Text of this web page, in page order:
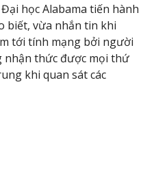
học Alabama tiến hành
biết, vừa nhắn tin khi
tới tính mạng bởi người
thức được mọi thứ
khi quan sát các